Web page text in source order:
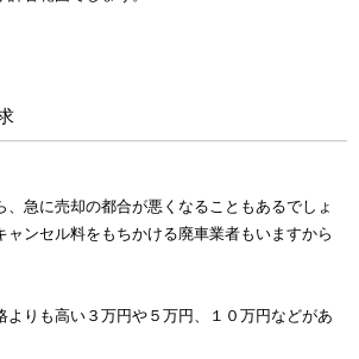
、急に売却の都合が悪くなることもあるでしょ
ャンセル料をもちかける廃車業者もいますから
よりも高い３万円や５万円、１０万円などがあ